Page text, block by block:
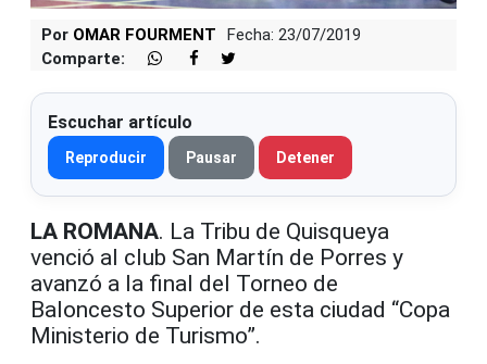
Por OMAR FOURMENT
Fecha: 23/07/2019
Comparte:
Escuchar artículo
Reproducir Pausar Detener
LA ROMANA. La Tribu de Quisqueya
venció al club San Martín de Porres y
avanzó a la final del Torneo de
Baloncesto Superior de esta ciudad “Copa
Ministerio de Turismo”.